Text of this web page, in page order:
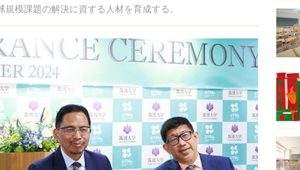
模課題の解決に資する人材を育成する。